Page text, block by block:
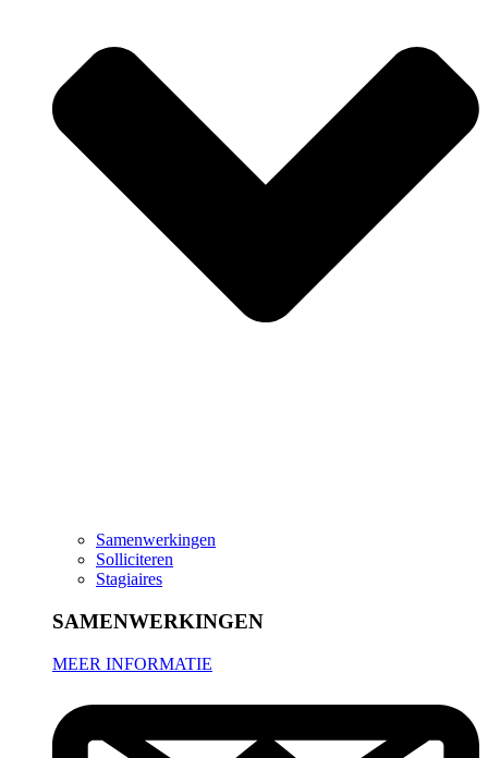
Samenwerkingen
Solliciteren
Stagiaires
SAMENWERKINGEN
MEER INFORMATIE